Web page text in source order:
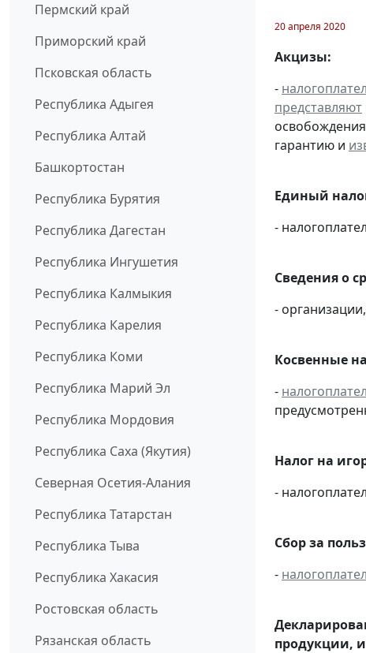
Пермский край
Приморский край
Псковская область
Республика Адыгея
Республика Алтай
Башкортостан
Республика Бурятия
Республика Дагестан
Республика Ингушетия
Республика Калмыкия
Республика Карелия
Республика Коми
Республика Марий Эл
Республика Мордовия
Республика Саха (Якутия)
Северная Осетия-Алания
Республика Татарстан
Республика Тыва
Республика Хакасия
Ростовская область
Рязанская область
20 апреля 2020
Акцизы:
-
представляют
гарантию и
Единый
-
Сведения о
-
Косвенные
-
Налог на
-
Сбор за
-
продукции,